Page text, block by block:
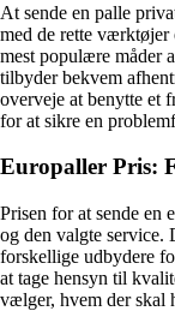
At sende en palle
med de rette værktøjer
mest populære måder
tilbyder bekvem
overveje at benytte et
for at sikre en
Europaller Pris:
Prisen for at sende en
og den valgte service.
forskellige udbydere
at tage hensyn til
vælger, hvem der skal